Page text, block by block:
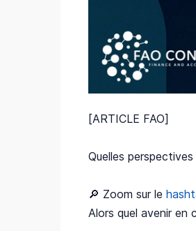
[ARTICLE FAO]
Quelles
🔎 Zoom sur le
Alors quel avenir en